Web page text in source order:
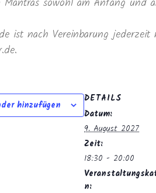
ist nach Vereinbarung
hinzufügen
DETAILS
Datum:
9. August 2027
Zeit:
18:30 - 20:00
n: